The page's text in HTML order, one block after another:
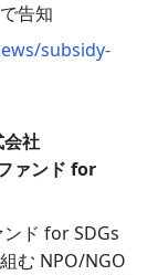
告知
subsidy-
社
ァンド for
ド for SDGs
む NPO/NGO